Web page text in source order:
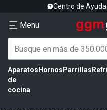
Centro de Ayuda
Menu
Aparatos
de
cocina
Hornos Parrillas